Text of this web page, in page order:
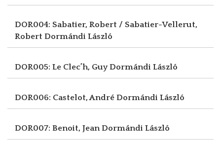
DOR004: Sabatier, Robert / Sabatier-Vellerut,
Robert Dormándi László
DOR005: Le Clec’h, GuyDormándi László
DOR006: Castelot, André Dormándi László
DOR007: Benoit, JeanDormándi László